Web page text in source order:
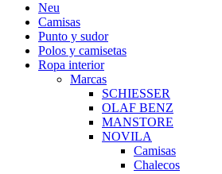
Neu
Camisas
Punto y sudor
Polos y camisetas
Ropa interior
Marcas
SCHIESSER
OLAF BENZ
MANSTORE
NOVILA
Camisas
Chalecos